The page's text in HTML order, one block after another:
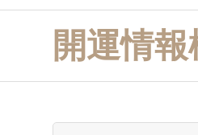
開運情